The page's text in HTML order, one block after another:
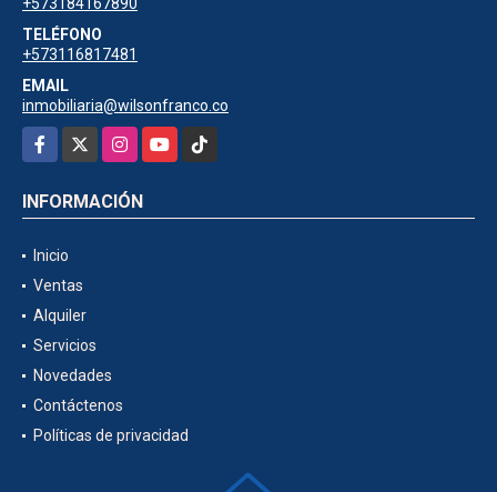
TELÉFONO
+573116817481
EMAIL
inmobiliaria@wilsonfranco.co
Facebook
InstagramYouTubeTikTok
INFORMACIÓN
Inicio
Ventas
Alquiler
Servicios
Novedades
Contáctenos
Políticas de privacidad